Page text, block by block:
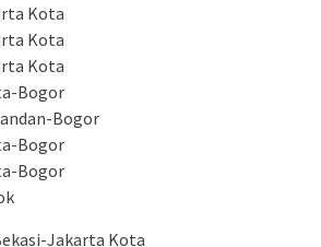
Kota
Kota
Kota
Bogor
Bogor
Bogor
Bogor
Jakarta Kota